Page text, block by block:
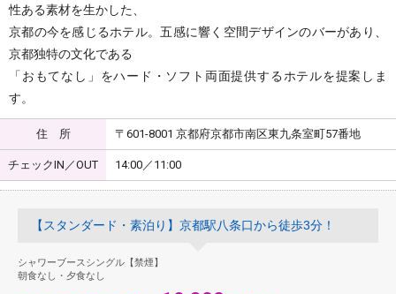
性ある素材を生かした、
京都の今を感じるホテル。五感に響く空間デザインのバーがあり、
京都独特の文化である
「おもてなし」をハード・ソフト両面提供するホテルを提案しま
す。
住 所 〒601-8001 京都府京都市南区東九条室町57番地
チェックIN／OUT 14:00／11:00
【スタンダード・素泊り】京都駅八条口から徒歩3分！
シャワーブースシングル【禁煙】
朝食なし・夕食なし